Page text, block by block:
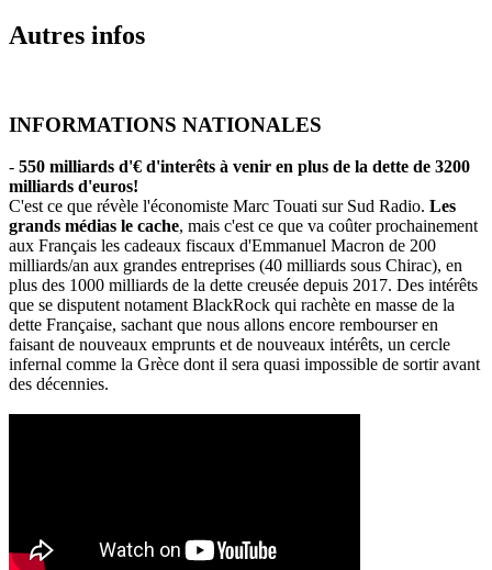
Autres infos
INFORMATIONS NATIONALES
- 550 milliards d'€ d'interêts à venir en plus de la dette de 3200
milliards d'euros!
C'est ce que révèle l'économiste Marc Touati sur Sud Radio. Les
grands médias le cache, mais c'est ce que va coûter prochainement
aux Français les cadeaux fiscaux d'Emmanuel Macron de 200
milliards/an aux grandes entreprises (40 milliards sous Chirac), en
plus des 1000 milliards de la dette creusée depuis 2017. Des intérêts
que se disputent notament BlackRock qui rachète en masse de la
dette Française, sachant que nous allons encore rembourser en
faisant de nouveaux emprunts et de nouveaux intérêts, un cercle
infernal comme la Grèce dont il sera quasi impossible de sortir avant
des décennies.